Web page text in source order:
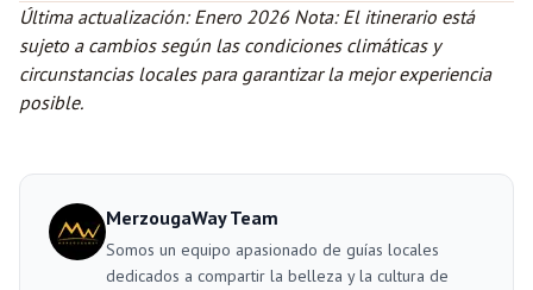
Última actualización: Enero 2026 Nota: El itinerario está
sujeto a cambios según las condiciones climáticas y
circunstancias locales para garantizar la mejor experiencia
posible.
MerzougaWay Team
Somos un equipo apasionado de guías locales
dedicados a compartir la belleza y la cultura de